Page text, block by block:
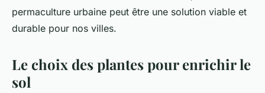
permaculture urbaine peut être une solution viable et
durable pour nos villes.
Le choix des plantes pour enrichir le
sol